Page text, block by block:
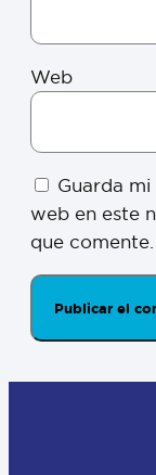
Web
Guarda
web en este
que comente.